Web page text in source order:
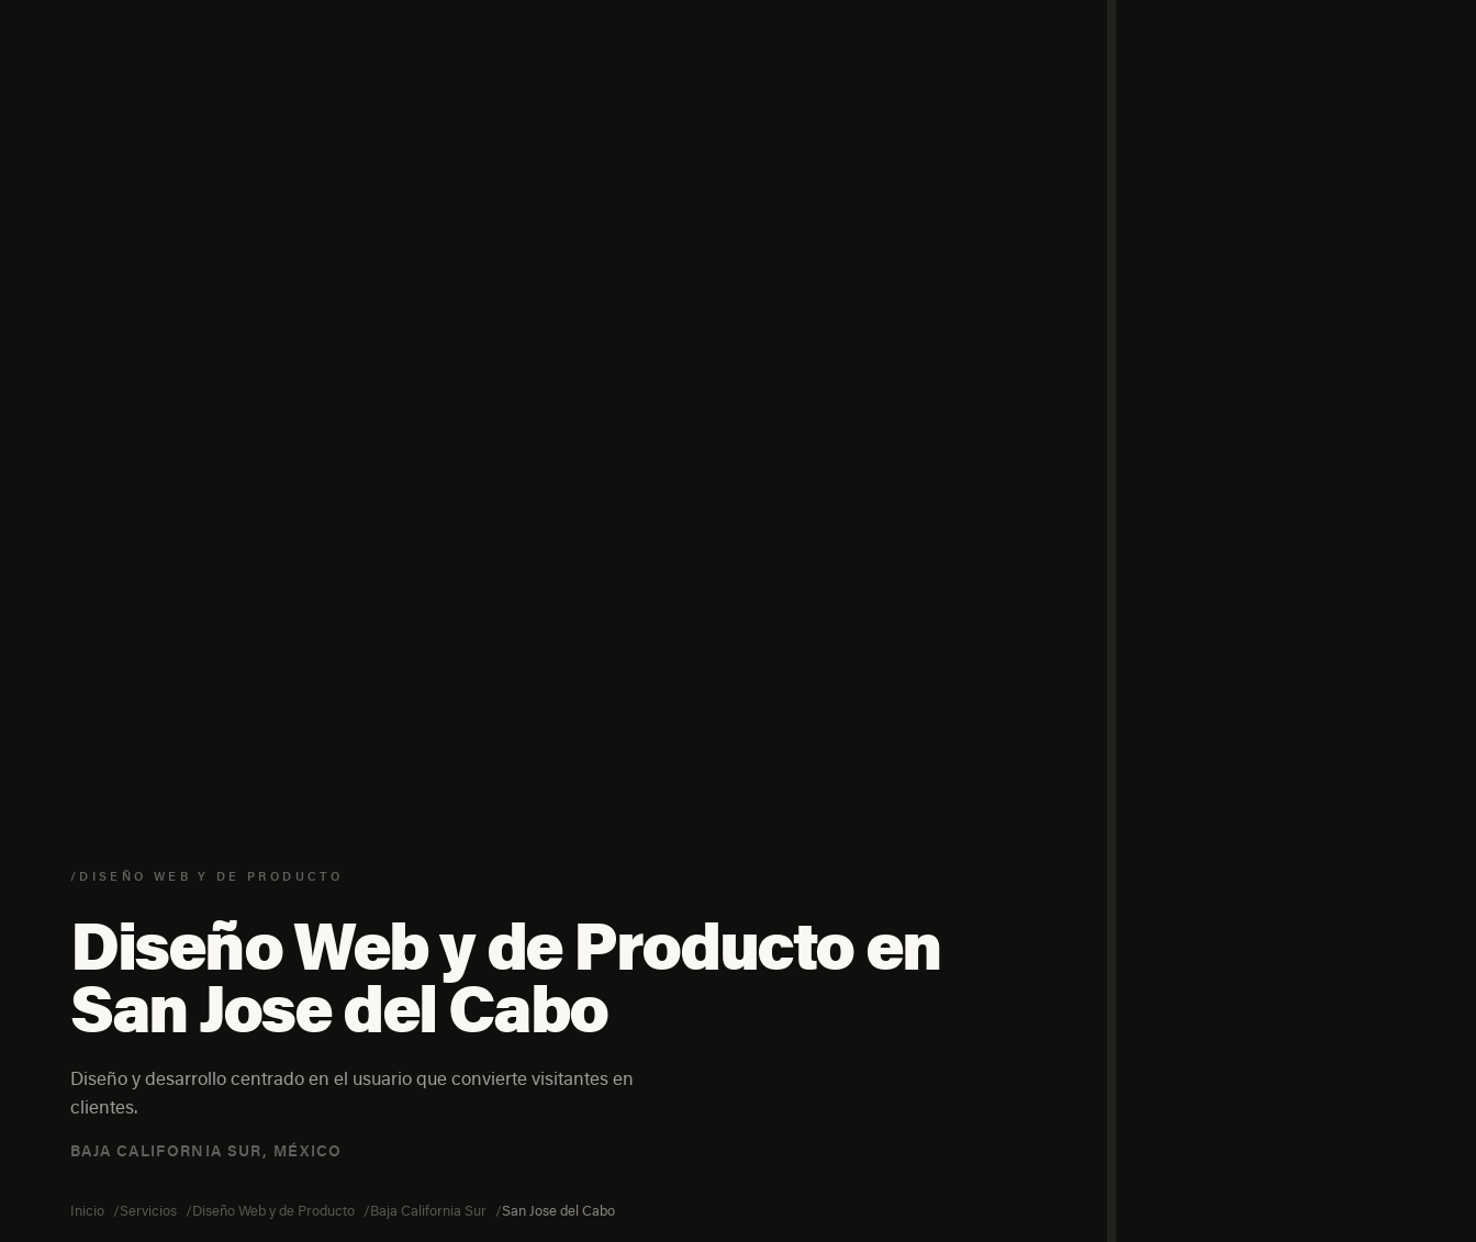
/DISEÑO WEB Y DE PRODUCTO
Diseño Web y de Producto en
San Jose del Cabo
Diseño y desarrollo centrado en el usuario que convierte visitantes en
clientes.
BAJA CALIFORNIA SUR, MÉXICO
Inicio Servicios Diseño Web y de Producto Baja California Sur San Jose del Cabo